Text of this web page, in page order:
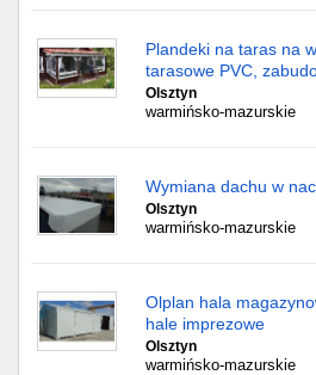
Plandeki na taras na
tarasowe PVC,
Olsztyn
warmińsko-mazurskie
Wymiana dachu w
Olsztyn
warmińsko-mazurskie
Olplan hala
hale imprezowe
Olsztyn
warmińsko-mazurskie